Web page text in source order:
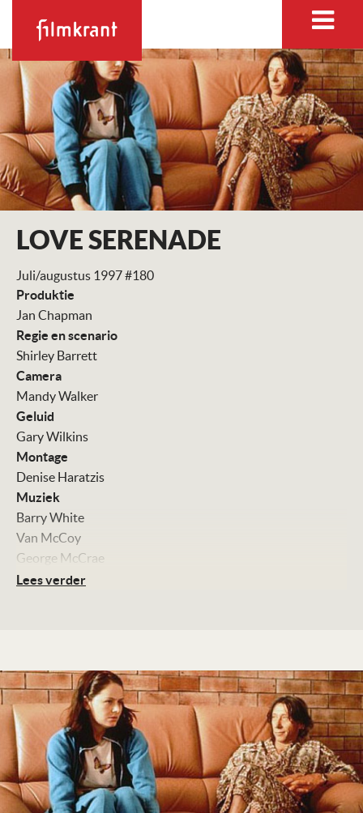
LOVE SERENADE
Juli/augustus 1997 #180
Produktie
Jan Chapman
Regie en scenario
Shirley Barrett
Camera
Mandy Walker
Geluid
Gary Wilkins
Montage
Denise Haratzis
Muziek
Barry White
Van McCoy
George McCrae
Alvin Stardust
John Alansu
Kleur, 101 minuten
Distributie
Contact Film Cinematheek
Te zien
Lees verder